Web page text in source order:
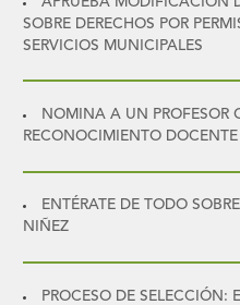
SOBRE DERECHOS POR
SERVICIOS MUNICIPALES
NOMINA A UN PROFESOR
RECONOCIMIENTO
ENTÉRATE DE TODO
NIÑEZ
PROCESO DE